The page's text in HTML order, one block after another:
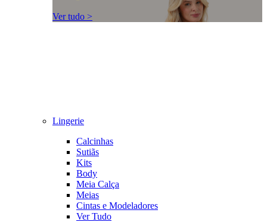
Ver tudo >
Lingerie
Calcinhas
Sutiãs
Kits
Body
Meia Calça
Meias
Cintas e Modeladores
Ver Tudo